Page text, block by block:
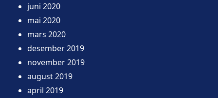
juni 2020
mai 2020
mars 2020
desember 2019
november 2019
august 2019
april 2019